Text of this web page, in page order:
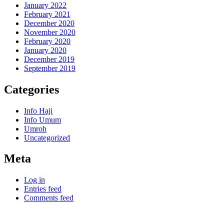
January 2022
February 2021
December 2020
November 2020
February 2020
January 2020
December 2019
September 2019
Categories
Info Haji
Info Umum
Umroh
Uncategorized
Meta
Log in
Entries feed
Comments feed